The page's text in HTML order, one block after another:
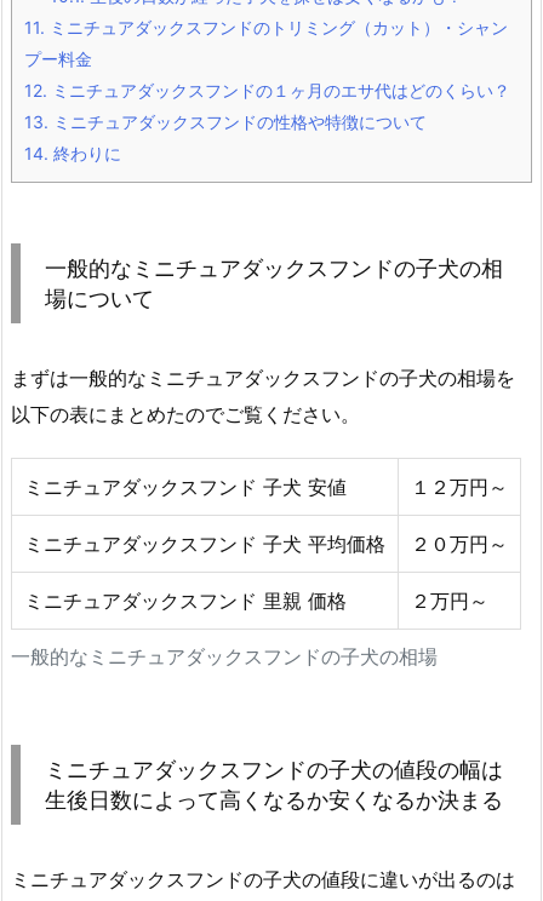
11. ミニチュアダックスフンドのトリミング（カット）・シャン
プー料金
12. ミニチュアダックスフンドの１ヶ月のエサ代はどのくらい？
13. ミニチュアダックスフンドの性格や特徴について
14. 終わりに
一般的なミニチュアダックスフンドの子犬の相
場について
まずは一般的なミニチュアダックスフンドの子犬の相場を
以下の表にまとめたのでご覧ください。
一般的なミニチュアダックスフンドの子犬の相場
ミニチュアダックスフンド 子犬 安値 １２万円～
ミニチュアダックスフンド 子犬 平均価格 ２０万円～
ミニチュアダックスフンド 里親 価格 ２万円～
ミニチュアダックスフンドの子犬の値段の幅は
生後日数によって高くなるか安くなるか決まる
ミニチュアダックスフンドの子犬の値段に違いが出るのは